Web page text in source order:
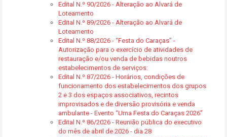
Edital N.º 90/2026 - Alteração ao Alvará de
Loteamento
Edital N.º 89/2026 - Alteração ao Alvará de
Loteamento
Edital N.º 88/2026 - “Festa do Caraças” -
Autorização para o exercício de atividades de
restauração e/ou venda de bebidas noutros
estabelecimentos de serviços:
Edital N.º 87/2026 - Horários, condições de
funcionamento dos estabelecimentos dos grupos
2 e 3 dos espaços associativos, recintos
improvisados e de diversão provisória e venda
ambulante - Evento “Uma Festa do Caraças 2026”
Edital N.º 86/2026 - Reunião pública do executivo
do mês de abril de 2026 - dia 28